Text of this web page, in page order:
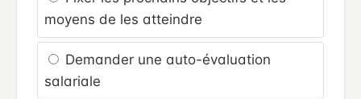
moyens de les atteindre
Demander une auto-évaluation
salariale